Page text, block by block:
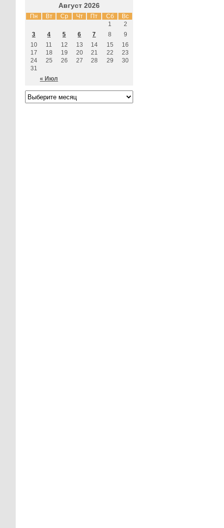
Август 2026
Пн Вт Ср Чт Пт Сб Вс
« Июл
1
2
3
4 5 6 7 8
9
10
11 12 13 14 15
16
17
18 19 20 21 22
23
24
25 26 27 28 29
30
31